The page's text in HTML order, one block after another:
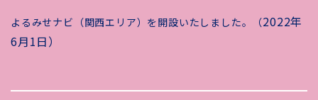
よるみせナビ（関西エリア）を開設いたしました。（2022年
6月1日）